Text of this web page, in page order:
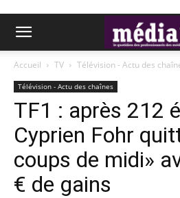
Accueil TV Télévision - Actu des
Télévision - Actu des chaînes
TF1 : après 212
Cyprien Fohr
coups de midi»
€ de gains